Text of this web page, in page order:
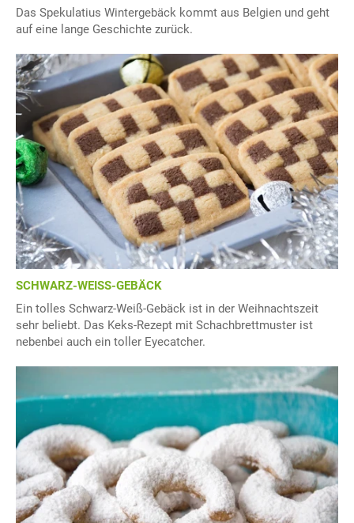
Das Spekulatius Wintergebäck kommt aus Belgien und geht
auf eine lange Geschichte zurück.
SCHWARZ-WEISS-GEBÄCK
Ein tolles Schwarz-Weiß-Gebäck ist in der Weihnachtszeit
sehr beliebt. Das Keks-Rezept mit Schachbrettmuster ist
nebenbei auch ein toller Eyecatcher.